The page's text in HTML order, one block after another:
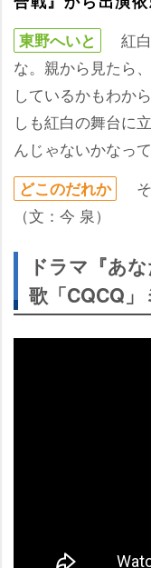
東野へいと
紅
な。親から見たら
しているかもわか
しも紅白の舞台に
んじゃないかなっ
どこのだれか
（文：今 泉）
ドラマ『あ
歌「CQCQ